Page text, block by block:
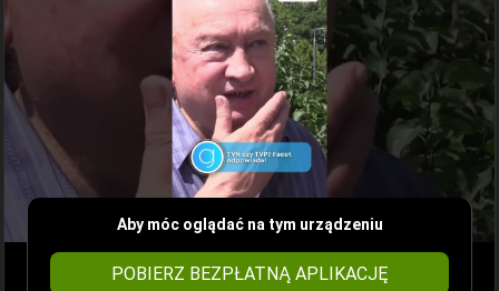
Aby móc oglądać na tym urządzeniu
POBIERZ BEZPŁATNĄ APLIKACJĘ